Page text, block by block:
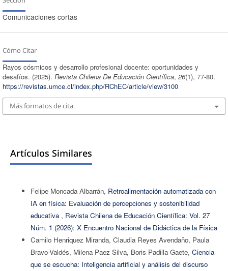
Comunicaciones cortas
Cómo Citar
Rayos cósmicos y desarrollo profesional docente: oportunidades y
desafíos. (2025). Revista Chilena De Educación Científica, 26(1), 77-80.
https://revistas.umce.cl/index.php/RChEC/article/view/3100
Más formatos de cita
Artículos Similares
Felipe Moncada Albarrán, Retroalimentación automatizada con
IA en física: Evaluación de percepciones y sostenibilidad
educativa , Revista Chilena de Educación Científica: Vol. 27
Núm. 1 (2026): X Encuentro Nacional de Didáctica de la Física
Camilo Henriquez Miranda, Claudia Reyes Avendaño, Paula
Bravo-Valdés, Milena Paez Silva, Boris Padilla Gaete, Ciencia
que se escucha: Inteligencia artificial y análisis del discurso